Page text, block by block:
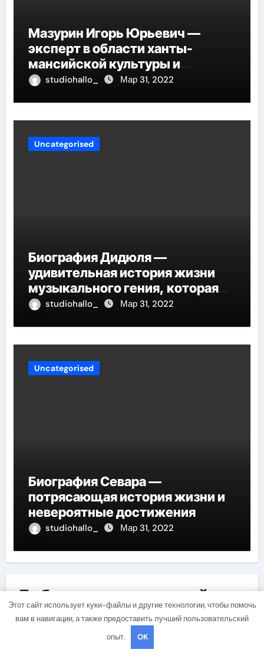
Мазурин Игорь Юрьевич —
эксперт в области ханты-
мансийской культуры и
искусства, рассказываем о его
studiohallo_ Мар 31, 2022
Uncategorised
Биография Дидюля —
удивительная история жизни
музыкального гения, которая
проникнет в самые глубины
studiohallo_ Мар 31, 2022
Uncategorised
Биография Севара —
потрясающая история жизни и
невероятные достижения
studiohallo_ Мар 31, 2022
Добавить комментарий
Для отправки комментария вам необходимо
Этот сайт использует куки-файлы и другие технологии, чтобы помочь
вам в навигации, а также предоставить лучший пользовательский
опыт.
OK